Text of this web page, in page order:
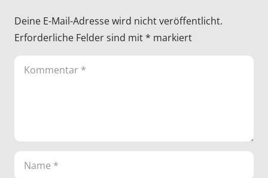
Deine E-Mail-Adresse wird nicht veröffentlicht.
Erforderliche Felder sind mit* markiert